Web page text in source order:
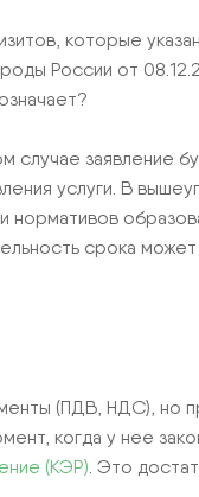
которые
России от
заявление
услуги. В
срока
(ПДВ, НДС), но
когда у нее
(КЭР). Это